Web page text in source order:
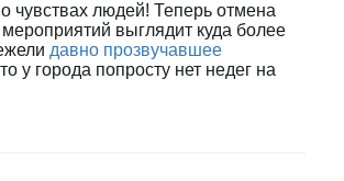
о чувствах людей! Теперь отмена
выглядит куда более
давно прозвучавшее
у города попросту нет недег на